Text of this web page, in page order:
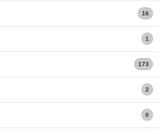
16
1
173
2
0